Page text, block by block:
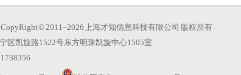
CopyRight © 2011~2026 上海才知信息科技有限公司 版权所有
区凯旋路1522号东方明珠凯旋中心1505室